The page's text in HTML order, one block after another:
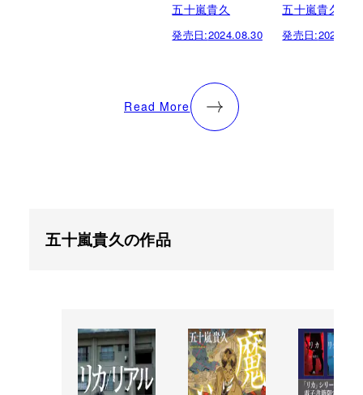
五十嵐貴久
発売日:2024.08.30
五十嵐貴久
発売日:
Read More
五十嵐貴久の作品